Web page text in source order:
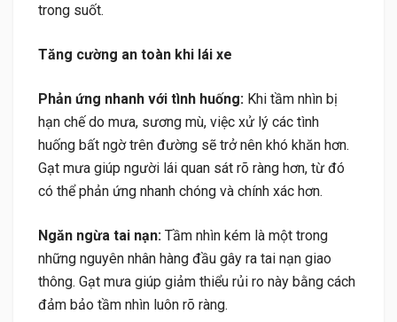
trong suốt.
Tăng cường an toàn khi lái xe
Phản ứng nhanh với tình huống: Khi tầm nhìn bị
hạn chế do mưa, sương mù, việc xử lý các tình
huống bất ngờ trên đường sẽ trở nên khó khăn hơn.
Gạt mưa giúp người lái quan sát rõ ràng hơn, từ đó
có thể phản ứng nhanh chóng và chính xác hơn.
Ngăn ngừa tai nạn: Tầm nhìn kém là một trong
những nguyên nhân hàng đầu gây ra tai nạn giao
thông. Gạt mưa giúp giảm thiểu rủi ro này bằng cách
đảm bảo tầm nhìn luôn rõ ràng.